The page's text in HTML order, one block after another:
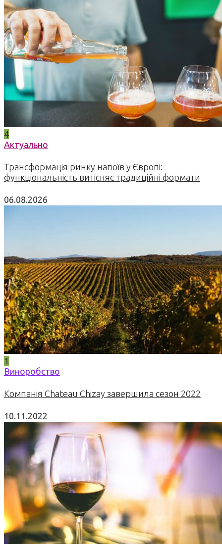
4
Актуально
Трансформація ринку напоїв у Європі:
функціональність витісняє традиційні формати
06.08.2026
1
Виноробство
Компанія Chateau Chizay завершила сезон 2022
10.11.2022